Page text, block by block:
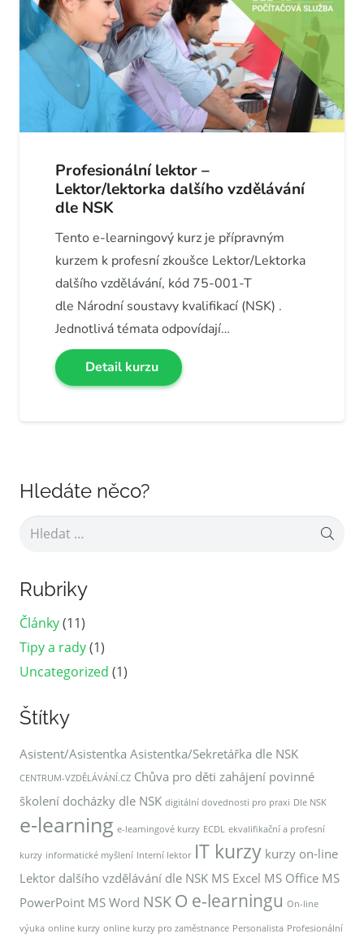
Profesionální lektor –
Lektor/lektorka dalšího vzdělávání
dle NSK
Tento e-learningový kurz je přípravným
kurzem k profesní zkoušce Lektor/Lektorka
dalšího vzdělávání, kód 75-001-T
dle Národní soustavy kvalifikací (NSK) .
Jednotlivá témata odpovídají…
Detail kurzu
Hledáte něco?
Vyhledávání
Rubriky
Články(11)
Tipy a rady(1)
Uncategorized (1)
Štítky
Asistent/Asistentka Asistentka/Sekretářka dle NSK
CENTRUM-VZDĚLÁVÁNÍ.CZ Chůva pro děti zahájení povinné
školení docházky dle NSK digitální dovednosti pro praxi Dle NSK
e-learning e-learningové kurzy ECDL ekvalifikační a profesní
kurzy informatické myšlení Interní lektor IT kurzy kurzy on-line
Lektor dalšího vzdělávání dle NSK MS Excel MS Office MS
PowerPoint MS Word NSK O e-learningu On-line
výuka online kurzy online kurzy pro zaměstnance Personalista Profesionální